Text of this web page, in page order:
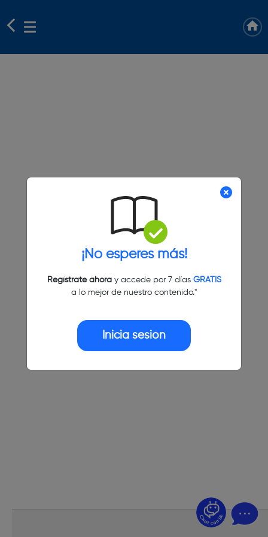
¡No esperes más!
Regístrate ahoray accede por 7 días GRATIS
a lo mejor de nuestro contenido."
Inicia sesión